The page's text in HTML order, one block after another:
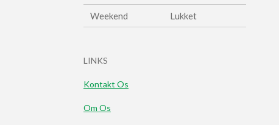
Weekend Lukket
LINKS
Kontakt Os
Om Os